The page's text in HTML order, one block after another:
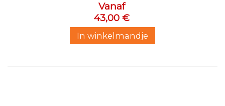
Vanaf
43,00 €
In winkelmandje